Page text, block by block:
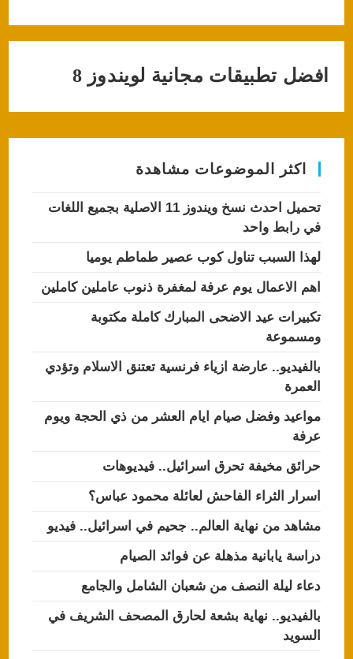
افضل تطبيقات مجانية لويندوز 8
اكثر الموضوعات مشاهدة
تحميل احدث نسخ ويندوز 11 الاصلية بجميع اللغات
في رابط واحد
لهذا السبب تناول كوب عصير طماطم يوميا
اهم الاعمال يوم عرفة لمغفرة ذنوب عاملين كاملين
تكبيرات عيد الاضحى المبارك كاملة مكتوبة
ومسموعة
بالفيديو.. عارضة ازياء فرنسية تعتنق الاسلام وتؤدي
العمرة
مواعيد وفضل صيام ايام العشر من ذي الحجة ويوم
عرفة
حرائق مخيفة تحرق اسرائيل.. فيديوهات
اسرار الثراء الفاحش لعائلة محمود عباس؟
مشاهد من نهاية العالم.. جحيم في اسرائيل.. فيديو
دراسة يابانية مذهلة عن فوائد الصيام
دعاء ليلة النصف من شعبان الشامل والجامع
بالفيديو.. نهاية بشعة لحارق المصحف الشريف في
السويد